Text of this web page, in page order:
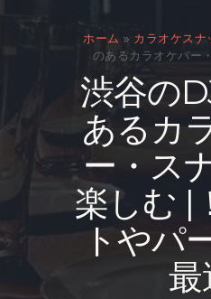
ホーム » カラオケスナ
のあるカラオケバー
渋谷の
あるカ
ー・ス
楽しむ |
トやパ
最
スナック
貸切
通販
スタッフ募集
問い合わせ